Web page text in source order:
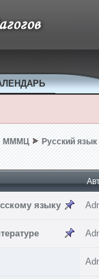
МММЦ Русский
языку